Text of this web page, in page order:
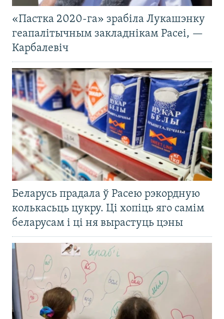
«Пастка 2020-га» зрабіла Лукашэнку
геапалітычным закладнікам Расеі, —
Карбалевіч
Беларусь прадала ў Расею рэкордную
колькасьць цукру. Ці хопіць яго самім
беларусам і ці ня вырастуць цэны